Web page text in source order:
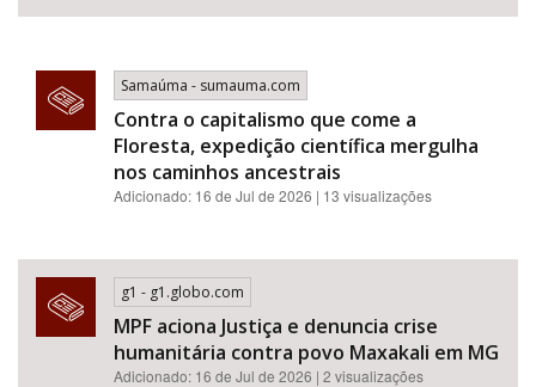
Samaúma - sumauma.com
Contra o capitalismo que come a
Floresta, expedição científica mergulha
nos caminhos ancestrais
Adicionado: 16 de Jul de 2026 | 13 visualizações
g1 - g1.globo.com
MPF aciona Justiça e denuncia crise
humanitária contra povo Maxakali em MG
Adicionado: 16 de Jul de 2026 | 2 visualizações